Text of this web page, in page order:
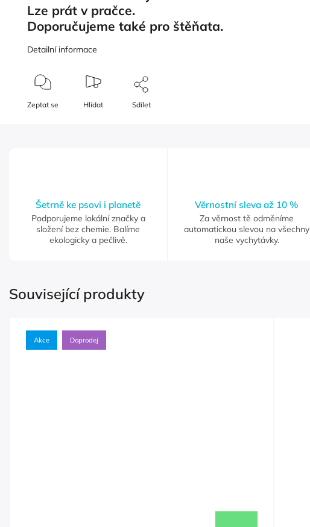
Lze prát v pračce.
Doporučujeme také pro štěňata.
Detailní informace
Zeptat se Hlídat Sdílet
Šetrně ke psovi i planetě
Podporujeme lokální značky a
složení bez chemie. Balíme
ekologicky a pečlivě.
Věrnostní sleva až 10 %
Za věrnost tě odměníme
automatickou slevou na všechny
naše vychytávky.
Související produkty
Akce Doprodej